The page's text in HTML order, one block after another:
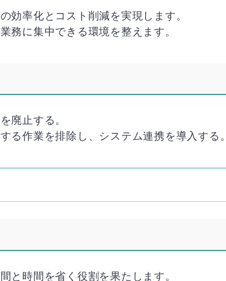
効率化とコスト削減を実現します。
務に集中できる環境を整えます。
廃止する。
る作業を排除し、システム連携を導入する。
と時間を省く役割を果たします。